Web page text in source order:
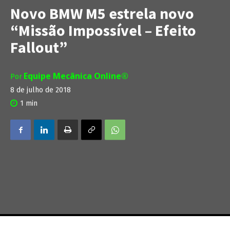
Novo BMW M5 estrela novo
“Missão Impossível – Efeito
Fallout”
Por Equipe Mecânica Online®
8 de julho de 2018
1 min